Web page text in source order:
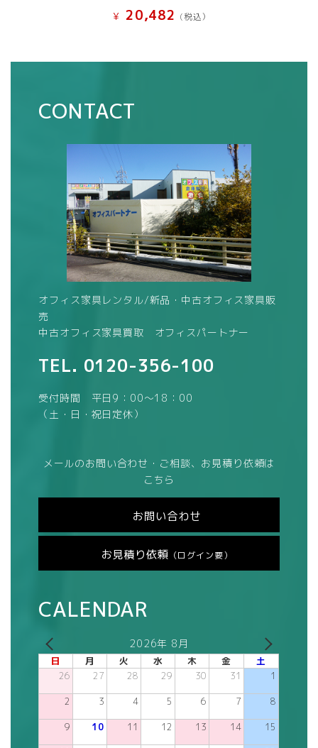
¥ 20,482 (税込）
CONTACT
オフィス家具レンタル/新品・中古オフィス家具販
売
中古オフィス家具買取 オフィスパートナー
TEL. 0120-356-100
受付時間 平日9：00～18：00
（土・日・祝日定休）
メールのお問い合わせ・ご相談、お見積り依頼は
こちら
お問い合わせ
お見積り依頼 （ログイン要）
CALENDAR
2026年 8月
日 月 火 水 木 金 土
26 27 28 29 30 31 1
2 3 4 5 6 7 8
9 10 11 12 13 14 15